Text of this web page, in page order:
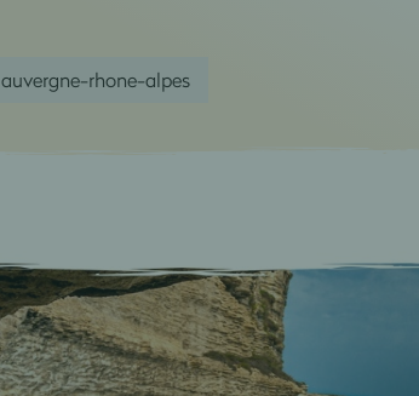
auvergne-rhone-alpes